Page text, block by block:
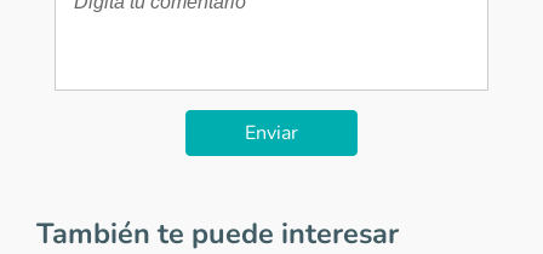
Enviar
También te puede interesar